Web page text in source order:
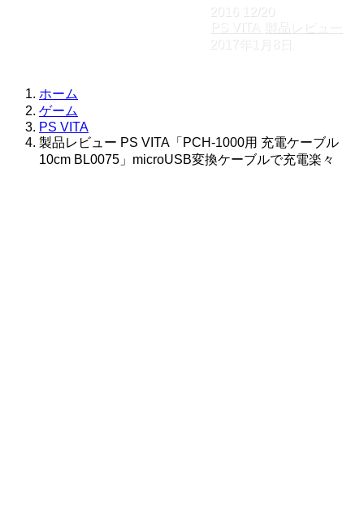
2016
12/20
PS VITA
製品レビュー
2017年1月8日
ホーム
ゲーム
PS VITA
製品レビュー PS VITA「PCH-1000用 充電ケーブル
10cm BL0075」microUSB変換ケーブルで充電楽々